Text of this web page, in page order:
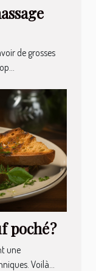
de grosses
?
une
Voilà...